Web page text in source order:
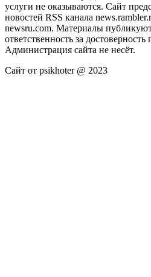
услуги не оказываются. Сайт
новостей RSS канала
newsru.com. Материалы
ответственность за
Администрация сайта не несёт.
Сайт от psikhoter @ 2023